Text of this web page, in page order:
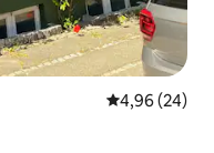
Gemiddelde
4,96 (24)